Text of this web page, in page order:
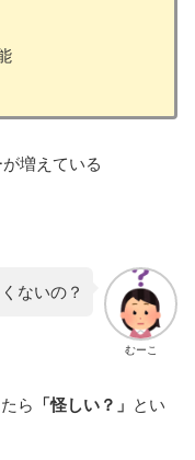
増えている
むーこ
ないの？
ら 「怪しい？」 とい